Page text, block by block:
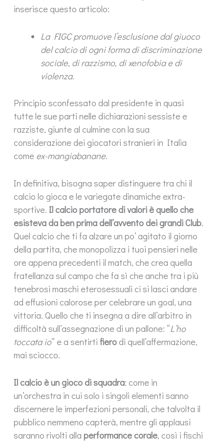
inserisce questo articolo:
La FIGC promuove l’esclusione dal giuoco
del calcio di ogni forma di discriminazione
sociale, di razzismo, di xenofobia e di
violenza.
Principio sconfessato dal presidente in quasi
tutte le sue parti nelle dichiarazioni sessiste e
razziste, giunte al culmine con la sua
considerazione dei giocatori stranieri in Italia
come ex-mangiabanane.
In definitiva, bisogna saper distinguere tra chi il
calcio lo gioca e le variegate dinamiche extra-
sportive. Il calcio portatore di valori è quello che
esisteva da ben prima dell’avvento dei grandi Club.
Quel calcio che ti fa alzare un po’ agitato il giorno
della partita, che monopolizza i tuoi pensieri nelle
ore appena precedenti il match, che crea quella
fratellanza sul campo che fa sì che anche tra i più
tenebrosi maschi eterosessuali ci si lasci andare
ad effusioni calorose per celebrare un goal, una
vittoria. Quello che ti insegna a dire all’arbitro in
difficoltà sull’assegnazione di un pallone: “L’ho
toccata io” e a sentirtifiero di quell’affermazione,
mai sciocco.
Il calcio è un gioco di squadra: come in
un’orchestra in cui solo i singoli elementi sanno
discernere le imperfezioni personali, che talvolta il
pubblico nemmeno capterà, mentre gli applausi
saranno rivolti allaperformance corale, così i fischi